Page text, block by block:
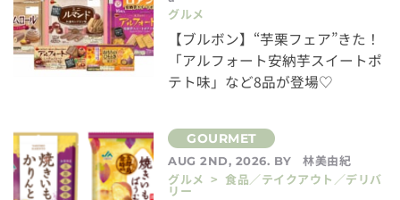
グルメ
【ブルボン】“芋栗フェア”きた！
「アルフォート安納芋スイートポ
テト味」など8品が登場♡
AUG 2ND, 2026. BY
林美由紀
グルメ > 食品／テイクアウト／デリバ
リー